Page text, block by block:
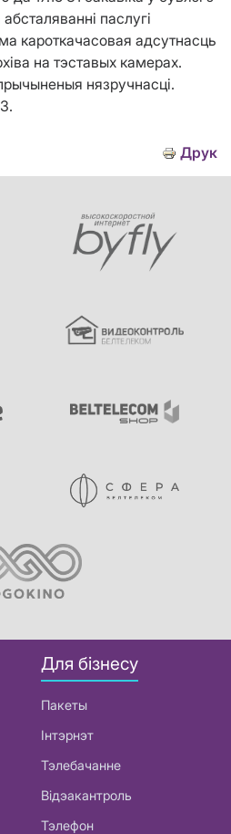
паслугі
кароткачасовая адсутнасць
на тэставых камерах.
нязручнасці.
Друк
Для бізнесу
Пакеты
Інтэрнэт
Тэлебачанне
Відэакантроль
Тэлефон